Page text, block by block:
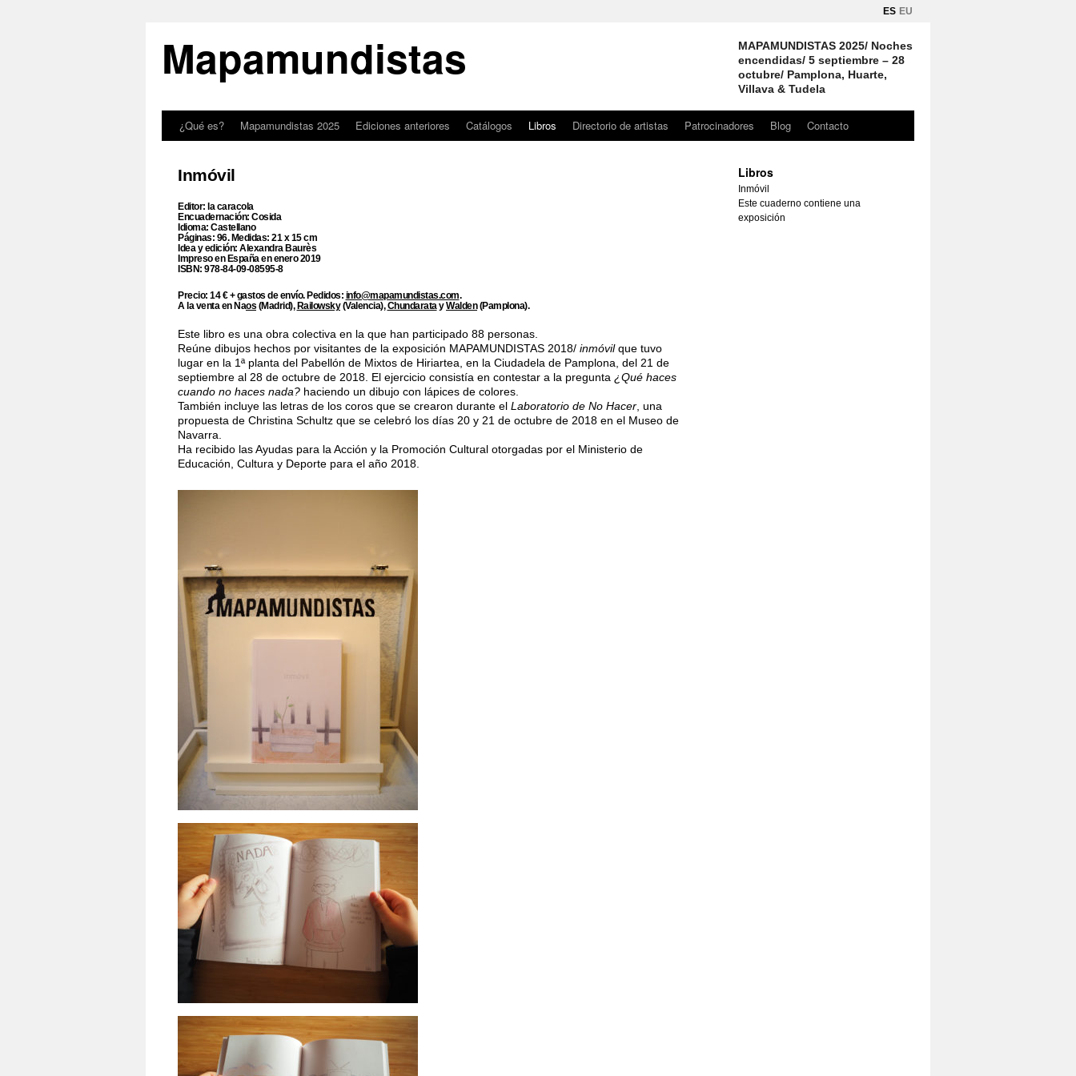
ES EU
Mapamundistas
MAPAMUNDISTAS 2025/ Noches
encendidas/ 5 septiembre – 28
octubre/ Pamplona, Huarte,
Villava & Tudela
¿Qué es? Mapamundistas 2025 Ediciones anteriores Catálogos Libros Directorio de artistas Patrocinadores Blog Contacto
Inmóvil
Editor: la caracola
Encuadernación: Cosida
Idioma: Castellano
Páginas: 96. Medidas: 21 x 15 cm
Idea y edición: Alexandra Baurès
Impreso en España en enero 2019
ISBN: 978-84-09-08595-8
Precio: 14 € + gastos de envío. Pedidos: info@mapamundistas.com.
A la venta en Naos (Madrid),Railowsky(Valencia),Chundarata yWalden(Pamplona).
Este libro es una obra colectiva en la que han participado 88 personas.
Reúne dibujos hechos por visitantes de la exposición MAPAMUNDISTAS 2018/ inmóvilque tuvo
lugar en la 1ª planta del Pabellón de Mixtos de Hiriartea, en la Ciudadela de Pamplona, del 21 de
septiembre al 28 de octubre de 2018. El ejercicio consistía en contestar a la pregunta ¿Qué haces
cuando no haces nada? haciendo un dibujo con lápices de colores.
También incluye las letras de los coros que se crearon durante el Laboratorio de No Hacer , una
propuesta de Christina Schultz que se celebró los días 20 y 21 de octubre de 2018 en el Museo de
Navarra.
Ha recibido las Ayudas para la Acción y la Promoción Cultural otorgadas por el Ministerio de
Educación, Cultura y Deporte para el año 2018.
Libros
Inmóvil
Este cuaderno contiene una
exposición